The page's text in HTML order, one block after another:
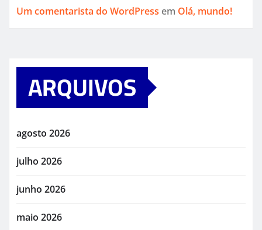
Um comentarista do WordPress em Olá, mundo!
ARQUIVOS
agosto 2026
julho 2026
junho 2026
maio 2026